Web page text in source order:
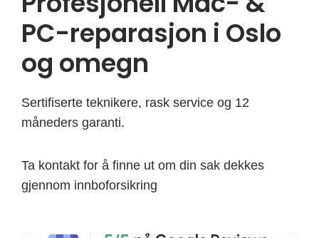
PC-reparasjon i Oslo
og omegn
Sertifiserte teknikere, rask service og 12
måneders garanti.
Ta kontakt for å finne ut om din sak dekkes
gjennom innboforsikring